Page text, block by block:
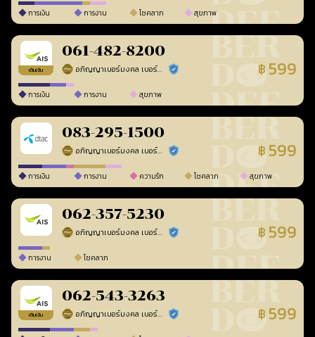
การเงิน การงาน โชคลาภ สุขภาพ
เติมเงิน
061-482-8200
อภิญญาเบอร์มงคล เบอร์สวยเลขศาสตร์ ร้านยืนยันแล้ว ฿ 599
การเงิน การงาน สุขภาพ
083-295-1500
อภิญญาเบอร์มงคล เบอร์สวยเลขศาสตร์ ร้านยืนยันแล้ว ฿ 599
การเงิน การงาน ความรัก โชคลาภ สุขภาพ
062-357-5230
อภิญญาเบอร์มงคล เบอร์สวยเลขศาสตร์ ร้านยืนยันแล้ว ฿ 599
การงาน โชคลาภ
เติมเงิน
062-543-3263
อภิญญาเบอร์มงคล เบอร์สวยเลขศาสตร์ ร้านยืนยันแล้ว ฿ 599